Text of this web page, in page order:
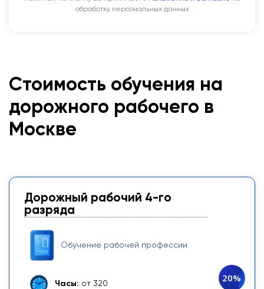
обработку персональных данных
Стоимость обучения на
дорожного рабочего в
Москве
Дорожный рабочий 4-го
разряда
Обучение рабочей профессии
Часы: от 320
20%